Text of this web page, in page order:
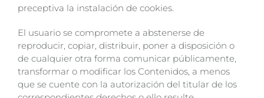
preceptiva la instalación de cookies.
El usuario se compromete a abstenerse de
reproducir, copiar, distribuir, poner a disposición o
de cualquier otra forma comunicar públicamente,
transformar o modificar los Contenidos, a menos
que se cuente con la autorización del titular de los